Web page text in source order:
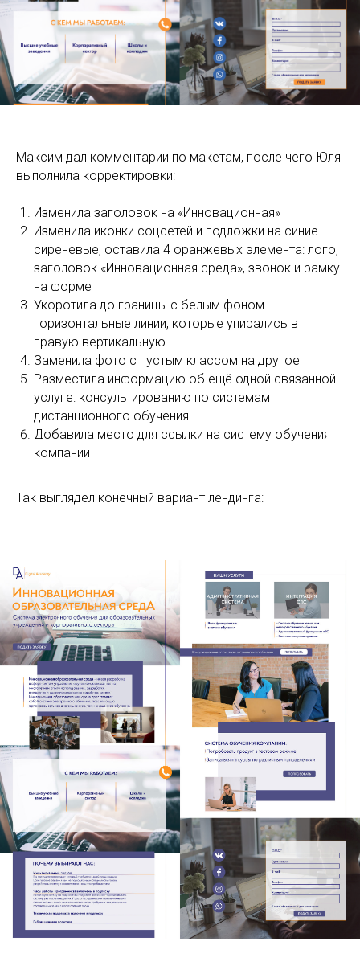
Максим дал комментарии по макетам, после чего Юля
выполнила корректировки:
Изменила заголовок на «Инновационная»
Изменила иконки соцсетей и подложки на синие-
сиреневые, оставила 4 оранжевых элемента: лого,
заголовок «Инновационная среда», звонок и рамку
на форме
Укоротила до границы с белым фоном
горизонтальные линии, которые упирались в
правую вертикальную
Заменила фото с пустым классом на другое
Разместила информацию об ещё одной связанной
услуге: консультированию по системам
дистанционного обучения
Добавила место для ссылки на систему обучения
компании
Так выглядел конечный вариант лендинга: